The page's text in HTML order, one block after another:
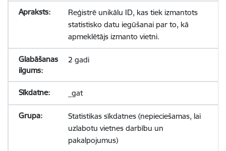
Reģistrē unikālu ID, kas tiek izmantots
statistisko datu iegūšanai par to, kā
apmeklētājs izmanto vietni.
2 gadi
_gat
Statistikas sīkdatnes (nepieciešamas, lai
uzlabotu vietnes darbību un
pakalpojumus)